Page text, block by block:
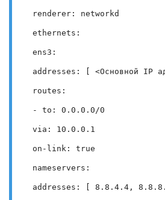
renderer: networkd
ethernets:
ens3:
addresses: [ <Основной IP
routes:
- to: 0.0.0.0/0
via: 10.0.0.1
on-link: true
nameservers:
addresses: [ 8.8.4.4,